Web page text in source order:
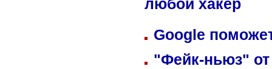
любой хакер
Google
"Фейк-ньюз" от